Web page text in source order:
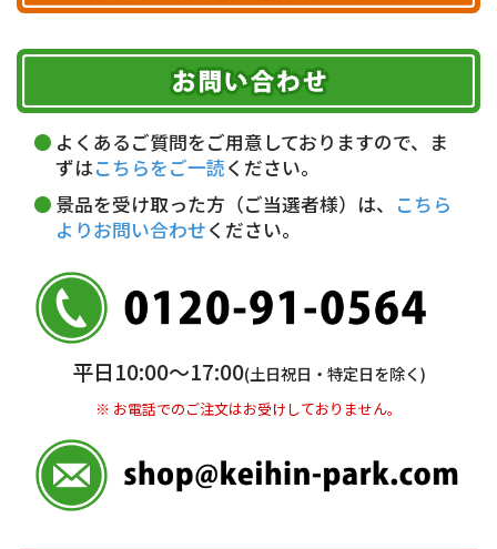
ヤマト運輸
お届け可能時間帯
午前中 14～16時
16～18時
18～20時
19～21時 指定なし
代金引換(現金のみ)
5,000円未満…330円(税込)
銀行振込(前払い)
普通 7263489
＜口座名＞ カ）ディースタイル
※ 振込み手数料お客様ご負担。
期限を含むルール（条件）や、お客様にご負担い
ただく費用がございます。
詳しくはこちら▶
よくあるご質問をご用意しておりますので、ま
ずはこちらをご一読ください。
景品を受け取った方（ご当選者様）は、
こちら
よりお問い合わせください。
平日10:00〜17:00(土日祝日・特定日を除く)
※ お電話でのご注文はお受けしておりません。